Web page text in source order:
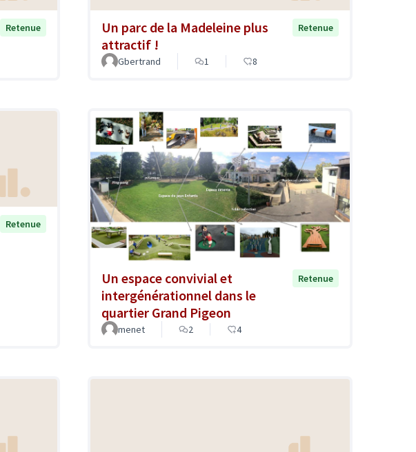
Retenue
Un parc de la Madeleine plus
attractif !
Retenue
Gbertrand 1 8
Retenue
Un espace convivial et
intergénérationnel dans le
quartier Grand Pigeon
Retenue
menet 2 4